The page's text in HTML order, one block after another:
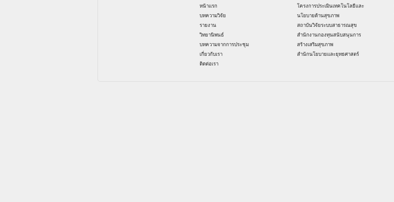
หน้าแรก
บทความวิจัย
รายงาน
วิทยานิพนธ์
บทความจากการประชุม
เกี่ยวกับเรา
ติดต่อเรา
โครงการประเมินเทคโนโลยีและ
นโยบายด้านสุขภาพ
สถาบันวิจัยระบบสาธารณสุข
สำนักงานกองทุนสนับสนุนการ
สร้างเสริมสุขภาพ
สำนักนโยบายและยุทธศาสตร์